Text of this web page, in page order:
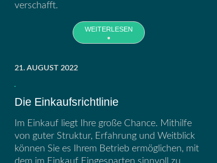
verschafft.
WEITERLESEN
Die Einkaufsrichtlinie
21. AUGUST 2022
Im Einkauf liegt Ihre große Chance. Mithilfe
von guter Struktur, Erfahrung und Weitblick
können Sie es Ihrem Betrieb ermöglichen, mit